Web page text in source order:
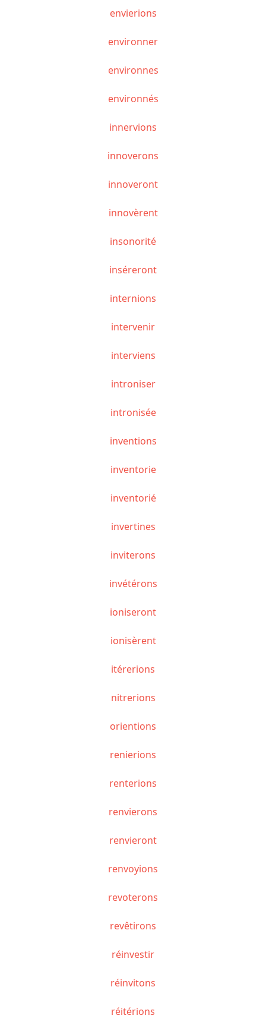
envierions
environner
environnes
environnés
innervions
innoverons
innoveront
innovèrent
insonorité
inséreront
internions
intervenir
interviens
introniser
intronisée
inventions
inventorie
inventorié
invertines
inviterons
invétérons
ioniseront
ionisèrent
itérerions
nitrerions
orientions
renierions
renterions
renvierons
renvieront
renvoyions
revoterons
revêtirons
réinvestir
réinvitons
réitérions